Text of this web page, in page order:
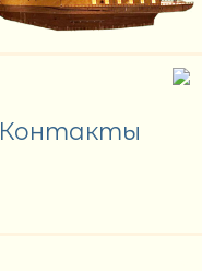
Контакты